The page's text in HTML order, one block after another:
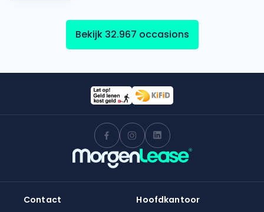
Bekijk 32.967 occasions
Contact Hoofdkantoor